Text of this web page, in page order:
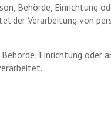
Behörde, Einrichtung
der Verarbeitung von
Einrichtung oder